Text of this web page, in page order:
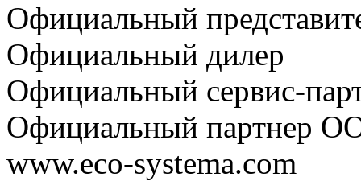
Официальный
Официальный дилер
Официальный сервис-
Официальный партнер
www.eco-systema.com